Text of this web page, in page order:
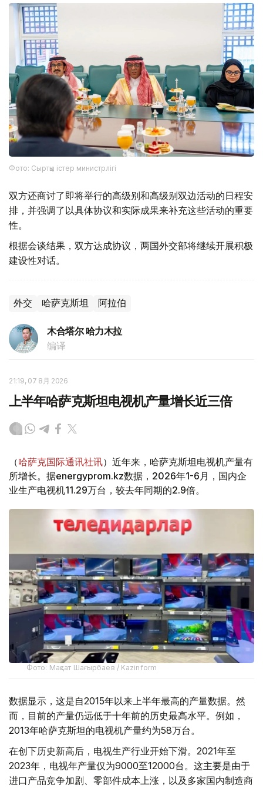
Фото: Сыртқы істер министрлігі
双方还商讨了即将举行的高级别和高级别双边活动的日程安
排，并强调了以具体协议和实际成果来补充这些活动的重要
性。
根据会谈结果，双方达成协议，两国外交部将继续开展积极
建设性对话。
外交 哈萨克斯坦 阿拉伯
木合塔尔 哈力木拉
编译
21:19, 07 8月 2026
上半年哈萨克斯坦电视机产量增长近三倍
（哈萨克国际通讯社讯）近年来，哈萨克斯坦电视机产量有
所增长。据energyprom.kz数据，2026年1-6月，国内企
业生产电视机11.29万台，较去年同期的2.9倍。
Фото: Мақсат Шағырбаев / Kazinform
数据显示，这是自2015年以来上半年最高的产量数据。然
而，目前的产量仍远低于十年前的历史最高水平。例如，
2013年哈萨克斯坦的电视机产量约为58万台。
在创下历史新高后，电视生产行业开始下滑。2021年至
2023年，电视年产量仅为9000至12000台。这主要是由于
进口产品竞争加剧、零部件成本上涨，以及多家国内制造商